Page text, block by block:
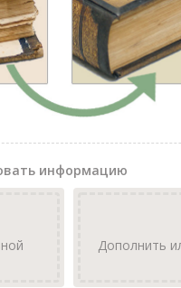
информацию
Дополнить